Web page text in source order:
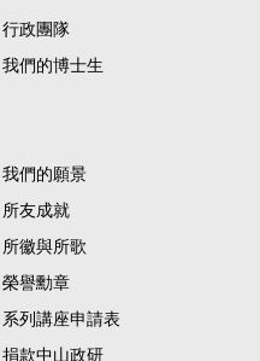
行政團隊
我們的博士生
我們的願景
所友成就
所徽與所歌
榮譽勳章
系列講座申請表
捐款中山政研